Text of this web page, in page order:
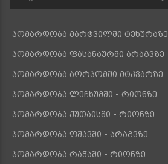
ჯომარდობა მარტვილში ტეხურაზე
ჯომარდობა ფასანაურში არაგვზე
ჯომარდობა ბორჯომში მტკვარზე
ჯომარდობა ლეჩხუმში - რიონზე
ჯომარდობა ქუთაისში - რიონზე
ჯომარდობა ფშავში - არაგვზე
ჯომარდობა რაჭაში - რიონზე